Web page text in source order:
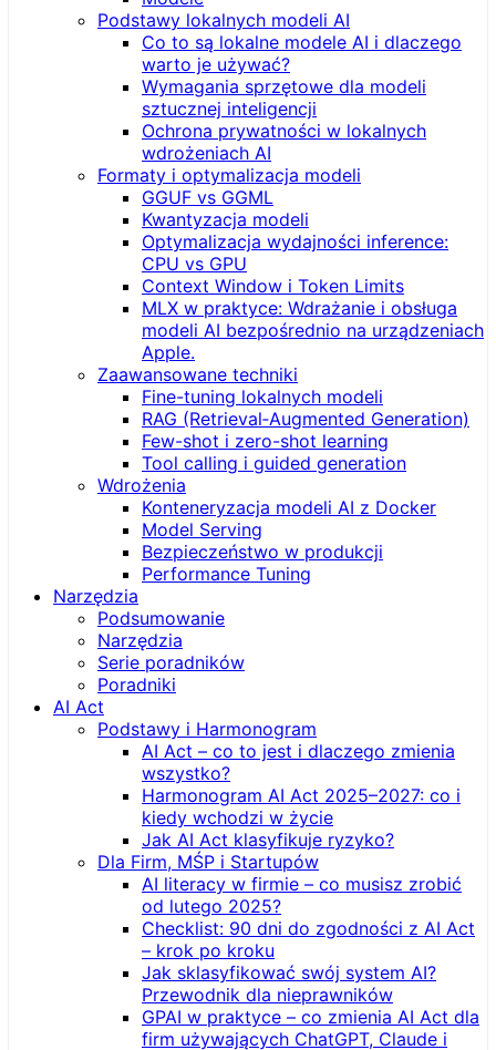
Podstawy lokalnych modeli AI
Co to są lokalne modele AI i dlaczego
warto je używać?
Wymagania sprzętowe dla modeli
sztucznej inteligencji
Ochrona prywatności w lokalnych
wdrożeniach AI
Formaty i optymalizacja modeli
GGUF vs GGML
Kwantyzacja modeli
Optymalizacja wydajności inference:
CPU vs GPU
Context Window i Token Limits
MLX w praktyce: Wdrażanie i obsługa
modeli AI bezpośrednio na urządzeniach
Apple.
Zaawansowane techniki
Fine-tuning lokalnych modeli
RAG (Retrieval‑Augmented Generation)
Few-shot i zero-shot learning
Tool calling i guided generation
Wdrożenia
Konteneryzacja modeli AI z Docker
Model Serving
Bezpieczeństwo w produkcji
Performance Tuning
Narzędzia
Podsumowanie
Narzędzia
Serie poradników
Poradniki
AI Act
Podstawy i Harmonogram
AI Act – co to jest i dlaczego zmienia
wszystko?
Harmonogram AI Act 2025–2027: co i
kiedy wchodzi w życie
Jak AI Act klasyfikuje ryzyko?
Dla Firm, MŚP i Startupów
AI literacy w firmie – co musisz zrobić
od lutego 2025?
Checklist: 90 dni do zgodności z AI Act
– krok po kroku
Jak sklasyfikować swój system AI?
Przewodnik dla nieprawników
GPAI w praktyce – co zmienia AI Act dla
firm używających ChatGPT, Claude i